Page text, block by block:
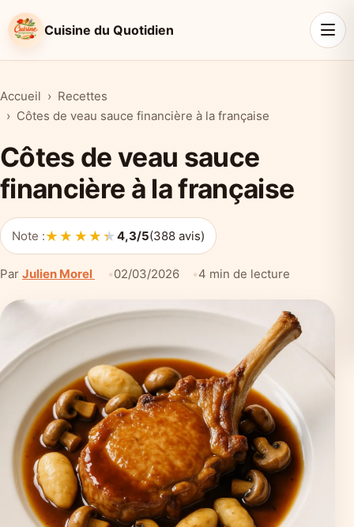
Cuisine du Quotidien
Accueil
Recettes
Côtes de veau sauce financière à la française
Côtes de veau sauce
financière à la française
Note :★★★★★
★★★★★4,3/5(388 avis)
Par Julien Morel 02/03/2026 4 min de lecture